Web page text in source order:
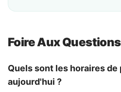
Foire Aux Questions
Quels sont les horaires de
aujourd'hui ?